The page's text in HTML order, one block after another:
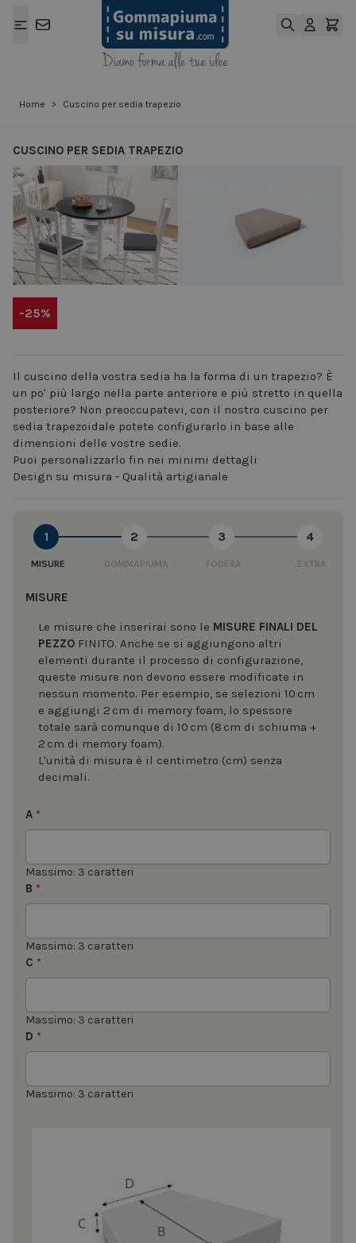
Home > Cuscino per sedia trapezio
CUSCINO PER SEDIA TRAPEZIO
View larger image
-25%
Il cuscino della vostra sedia ha la forma di un trapezio? È
un po' più largo nella parte anteriore e più stretto in quella
posteriore? Non preoccupatevi, con il nostro cuscino per
sedia trapezoidale potete configurarlo in base alle
dimensioni delle vostre sedie.
Puoi personalizzarlo fin nei minimi dettagli
Design su misura - Qualità artigianale
1
MISURE
2
GOMMAPIUMA
3
FODERA
4
EXTRA
MISURE
Le misure che inserirai sono le MISURE FINALI DEL
PEZZO FINITO. Anche se si aggiungono altri
elementi durante il processo di configurazione,
queste misure non devono essere modificate in
nessun momento. Per esempio, se selezioni 10 cm
e aggiungi 2 cm di memory foam, lo spessore
totale sarà comunque di 10 cm (8 cm di schiuma +
2 cm di memory foam).
L'unità di misura è il centimetro (cm) senza
decimali.
A *
Massimo: 3 caratteri
B *
Massimo: 3 caratteri
C *
Massimo: 3 caratteri
D *
Massimo: 3 caratteri